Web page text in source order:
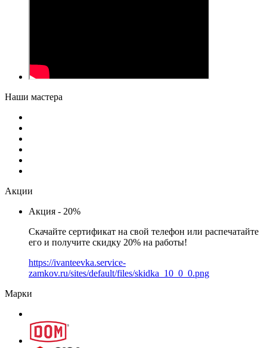
Наши мастера
Акции
Акция - 20%
Скачайте сертификат на свой телефон или распечатайте
его и получите скидку 20% на работы!
https://ivanteevka.service-
zamkov.ru/sites/default/files/skidka_10_0_0.png
Марки